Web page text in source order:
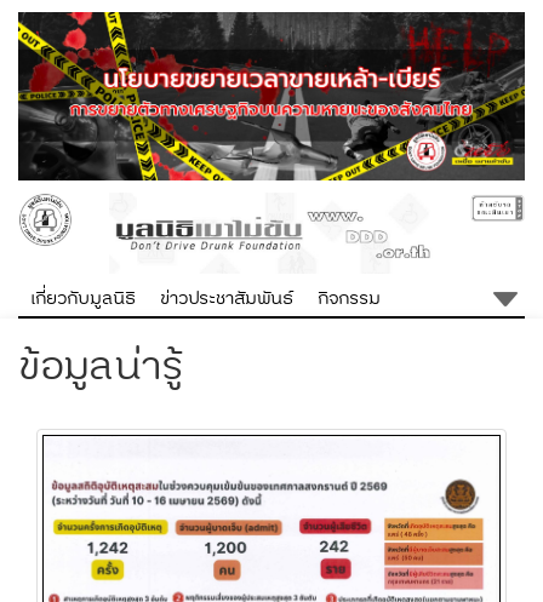
เกี่ยวกับมูลนิธิ ข่าวประชาสัมพันธ์ กิจกรรม
ข้อมูลน่ารู้